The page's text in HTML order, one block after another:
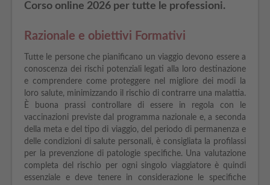
Corso online 2026 per tutte le professioni.
Razionale e obiettivi Formativi
Tutte le persone che pianificano un viaggio devono essere a
conoscenza dei rischi potenziali legati alla loro destinazione
e comprendere come proteggere nel migliore dei modi la
loro salute, minimizzando il rischio di contrarre una malattia.
È buona prassi controllare di essere in regola con le
vaccinazioni previste dal programma nazionale e, a seconda
della meta e del tipo di viaggio, del periodo di permanenza e
delle condizioni di salute personali, è consigliata la profilassi
per la prevenzione di patologie specifiche. Una valutazione
completa del rischio per ogni singolo viaggiatore è quindi
essenziale e deve tenere in considerazione le specifiche